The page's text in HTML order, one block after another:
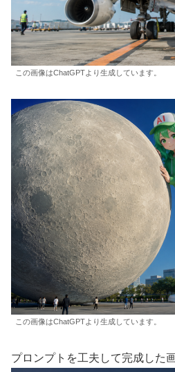
この画像はChatGPTより生成しています。
この画像はChatGPTより生成しています。
プロンプトを工夫して完成した